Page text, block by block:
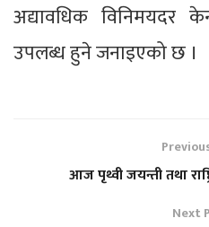
अद्यावधिक विनिमयदर
उपलब्ध हुने जनाइएको छ ।
आज पृथ्वी जयन्ती तथा
Next